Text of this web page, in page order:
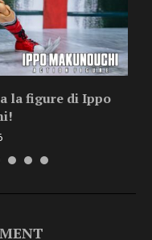
la figure di Ippo